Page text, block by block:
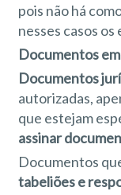
pois não há
nesses casos
Documentos
Documentos
autorizadas,
que estejam
assinar
Documentos
tabeliões e